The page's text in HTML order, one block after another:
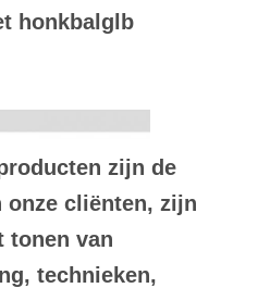
honkbalglb
zijn de
onze cliënten, zijn
tonen van
technieken,